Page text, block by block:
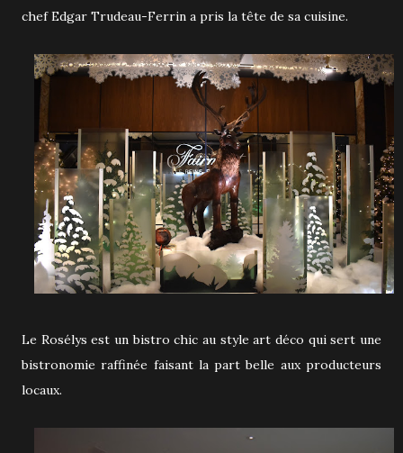
chef Edgar Trudeau-Ferrin a pris la tête de sa cuisine.
Le Rosélys est un bistro chic au style art déco qui sert une
bistronomie raffinée faisant la part belle aux producteurs
locaux.